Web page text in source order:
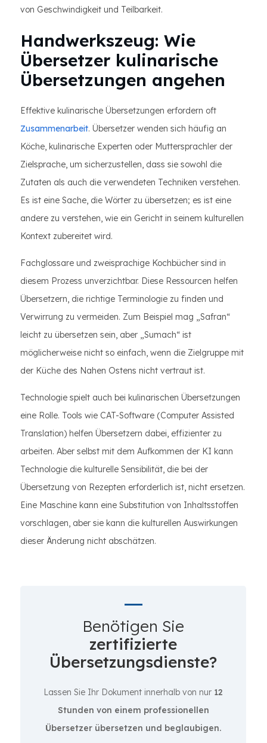
von Geschwindigkeit und Teilbarkeit.
Handwerkszeug: Wie
Übersetzer kulinarische
Übersetzungen angehen
Effektive kulinarische Übersetzungen erfordern oft
Zusammenarbeit. Übersetzer wenden sich häufig an
Köche, kulinarische Experten oder Muttersprachler der
Zielsprache, um sicherzustellen, dass sie sowohl die
Zutaten als auch die verwendeten Techniken verstehen.
Es ist eine Sache, die Wörter zu übersetzen; es ist eine
andere zu verstehen, wie ein Gericht in seinem kulturellen
Kontext zubereitet wird.
Fachglossare und zweisprachige Kochbücher sind in
diesem Prozess unverzichtbar. Diese Ressourcen helfen
Übersetzern, die richtige Terminologie zu finden und
Verwirrung zu vermeiden. Zum Beispiel mag „Safran“
leicht zu übersetzen sein, aber „Sumach“ ist
möglicherweise nicht so einfach, wenn die Zielgruppe mit
der Küche des Nahen Ostens nicht vertraut ist.
Technologie spielt auch bei kulinarischen Übersetzungen
eine Rolle. Tools wie CAT-Software (Computer Assisted
Translation) helfen Übersetzern dabei, effizienter zu
arbeiten. Aber selbst mit dem Aufkommen der KI kann
Technologie die kulturelle Sensibilität, die bei der
Übersetzung von Rezepten erforderlich ist, nicht ersetzen.
Eine Maschine kann eine Substitution von Inhaltsstoffen
vorschlagen, aber sie kann die kulturellen Auswirkungen
dieser Änderung nicht abschätzen.
Benötigen Sie
zertifizierte
Übersetzungsdienste?
Lassen Sie Ihr Dokument innerhalb von nur 12
Stunden von einem professionellen
Übersetzer übersetzen und beglaubigen.